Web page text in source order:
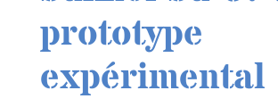
prototype
expérimental